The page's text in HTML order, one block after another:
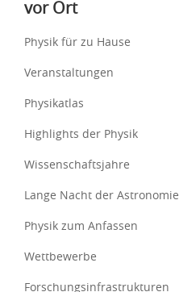
vor Ort
Physik für zu Hause
Veranstaltungen
Physikatlas
Highlights der Physik
Wissenschaftsjahre
Lange Nacht der Astronomie
Physik zum Anfassen
Wettbewerbe
Forschungsinfrastrukturen